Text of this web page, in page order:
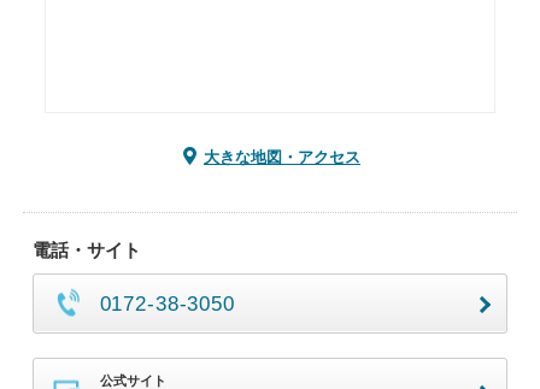
大きな地図・アクセス
電話・サイト
0172-38-3050
公式サイト